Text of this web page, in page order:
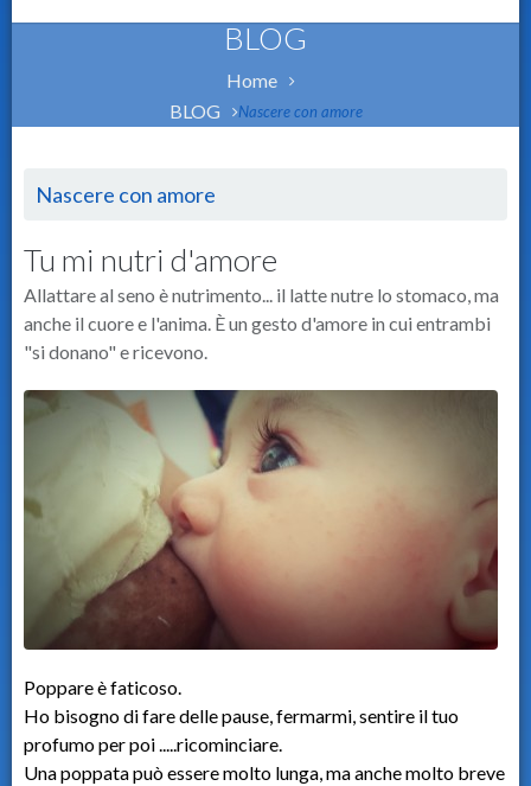
BLOG
Home
BLOG
Nascere con amore
Nascere con amore
Tu mi nutri d'amore
Allattare al seno è nutrimento... il latte nutre lo stomaco, ma
anche il cuore e l'anima. È un gesto d'amore in cui entrambi
"si donano" e ricevono.
Poppare è faticoso.
Ho bisogno di fare delle pause, fermarmi, sentire il tuo
profumo per poi .....ricominciare.
Una poppata può essere molto lunga, ma anche molto breve